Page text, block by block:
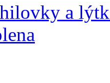
a